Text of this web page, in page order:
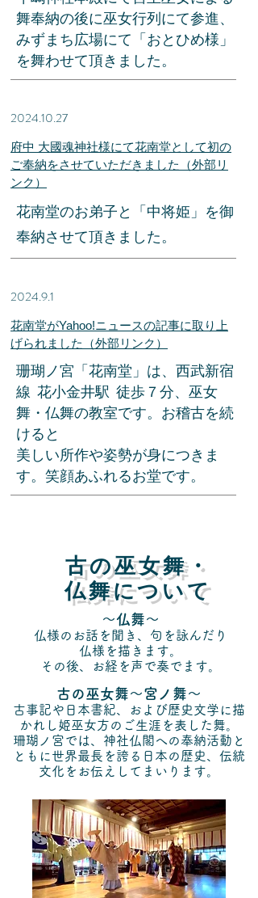
舞奉納の後に巫女行列にて参進、
みずまち広場にて「おとひめ様」
​を舞わせて頂きました。
2024.10.27
​府中 大國魂神社様にて花南堂として初の
ご奉納をさせていただきました（外部リ
ンク）
​花南堂のお弟子と「中将姫」を御
奉納させて頂きました。
2024.9.1
​花南堂がYahoo!ニュースの記事に取り上
げられました（外部リンク）
​珊瑚ノ宮「花南堂」は、西武新宿
線 花小金井駅 徒歩７分、巫女
舞・仏舞の教室です。お稽古を続
けると
​美しい所作や姿勢が身につきま
す。笑顔あふれるお堂です。
古の巫女舞・
仏舞について
～仏舞～
仏様のお話を聞き、句を詠んだり
仏様を描きます。
その後、お経を声で奏でます。
古の巫女舞〜宮ノ舞～
古事記や日本書紀、および歴史文学に描
かれし姫巫女方のご生涯を表した舞。
珊瑚ノ宮では、神社仏閣への奉納活動と
ともに​世界最長を誇る日本の歴史、伝統
文化をお伝えしてまいります。